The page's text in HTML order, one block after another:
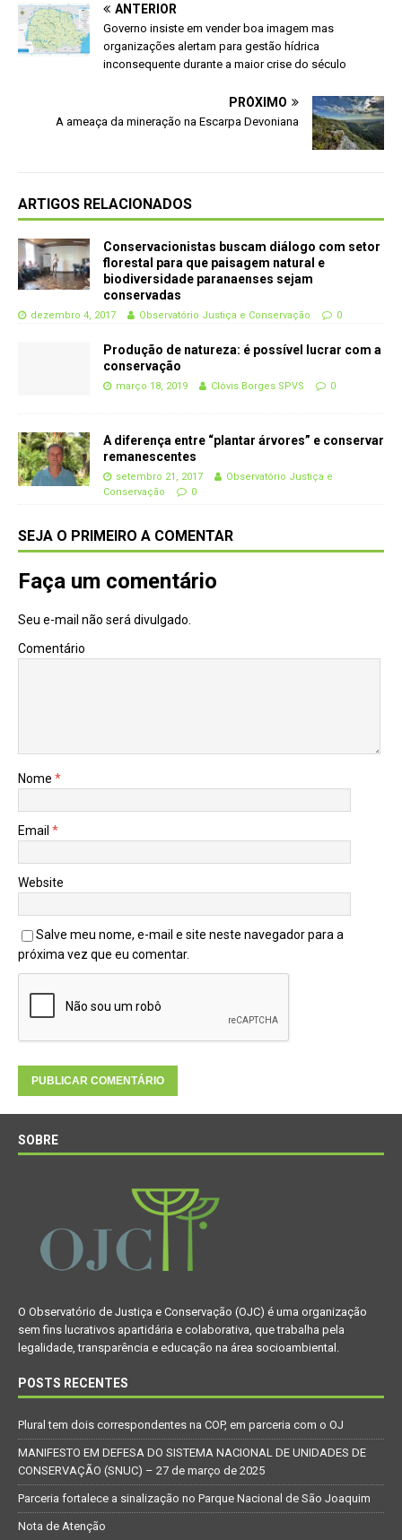
ANTERIOR
Governo insiste em vender boa imagem mas
organizações alertam para gestão hídrica
inconsequente durante a maior crise do século
PRÓXIMO
A ameaça da mineração na Escarpa Devoniana
ARTIGOS RELACIONADOS
Conservacionistas buscam diálogo com setor
florestal para que paisagem natural e
biodiversidade paranaenses sejam
conservadas
dezembro 4, 2017 Observatório Justiça e Conservação 0
Produção de natureza: é possível lucrar com a
conservação
março 18, 2019 Clóvis Borges SPVS 0
A diferença entre “plantar árvores” e conservar
remanescentes
setembro 21, 2017
Observatório Justiça e
Conservação
0
SEJA O PRIMEIRO A COMENTAR
Faça um comentário
Seu e-mail não será divulgado.
Comentário
Nome *
Email *
Website
Salve meu nome, e-mail e site neste navegador para a
próxima vez que eu comentar.
SOBRE
O Observatório de Justiça e Conservação (OJC) é uma organização
sem fins lucrativos apartidária e colaborativa, que trabalha pela
legalidade, transparência e educação na área socioambiental.
POSTS RECENTES
Plural tem dois correspondentes na COP, em parceria com o OJ
MANIFESTO EM DEFESA DO SISTEMA NACIONAL DE UNIDADES DE
CONSERVAÇÃO (SNUC) – 27 de março de 2025
Parceria fortalece a sinalização no Parque Nacional de São Joaquim
Nota de Atenção